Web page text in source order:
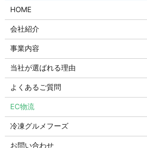
HOME
会社紹介
事業内容
当社が選ばれる理由
よくあるご質問
EC物流
冷凍グルメフーズ
お問い合わせ